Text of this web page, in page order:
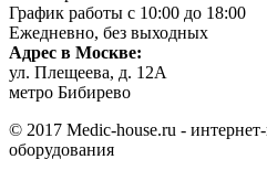
График работы с 10:00 до 18:00
Ежедневно, без выходных
Адрес в Москве:
ул. Плещеева, д. 12А
метро Бибирево
© 2017 Medic-house.ru -
оборудования